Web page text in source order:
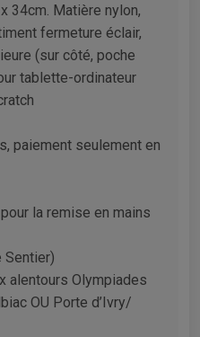
34cm. Matière nylon,
fermeture éclair,
(sur côté, poche
tablette-ordinateur
paiement seulement en
la remise en mains
Sentier)
alentours Olympiades
OU Porte d’Ivry/